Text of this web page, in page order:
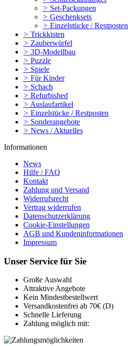
> Set-Packungen
> Geschenksets
> Einzelstücke / Restposten
> Trickkisten
> Zauberwürfel
> 3D-Modellbau
> Puzzle
> Spiele
> Für Kinder
> Schach
> Refurbished
> Auslaufartikel
> Einzelstücke / Restposten
> Sonderangebote
> News / Aktuelles
Informationen
News
Hilfe / FAQ
Kontakt
Zahlung und Versand
Widerrufsrecht
Vertrag widerrufen
Datenschutzerklärung
Cookie-Einstellungen
AGB und Kundeninformationen
Impressum
Unser Service für Sie
Große Auswahl
Attraktive Angebote
Kein Mindestbestellwert
Versandkostenfrei ab 70€ (D)
Schnelle Lieferung
Zahlung möglich mit: